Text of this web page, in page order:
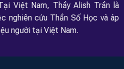
Việt Nam, Thầy Alish Trần là
nghiên cứu Thần Số Học và áp
người tại Việt Nam.